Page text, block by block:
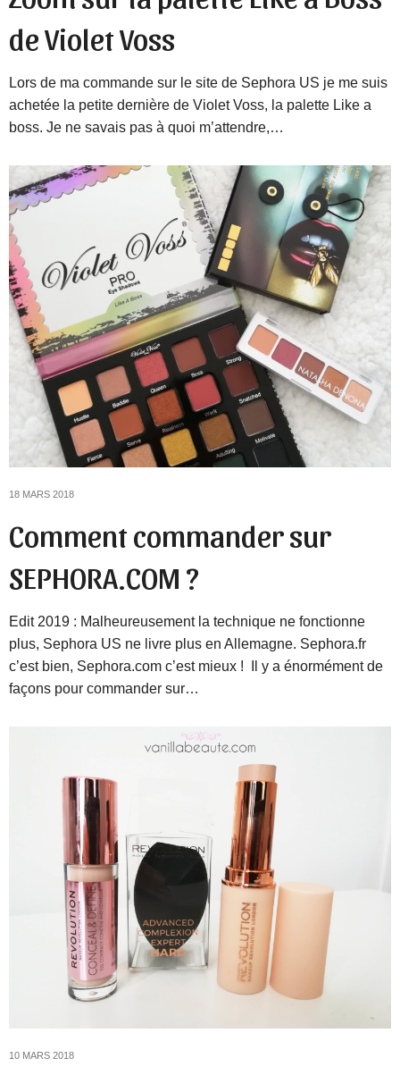
de Violet Voss
Lors de ma commande sur le site de Sephora US je me suis
achetée la petite dernière de Violet Voss, la palette Like a
boss. Je ne savais pas à quoi m’attendre,…
18 MARS 2018
Comment commander sur
SEPHORA.COM ?
Edit 2019 : Malheureusement la technique ne fonctionne
plus, Sephora US ne livre plus en Allemagne. Sephora.fr
c’est bien, Sephora.com c’est mieux ! Il y a énormément de
façons pour commander sur…
10 MARS 2018